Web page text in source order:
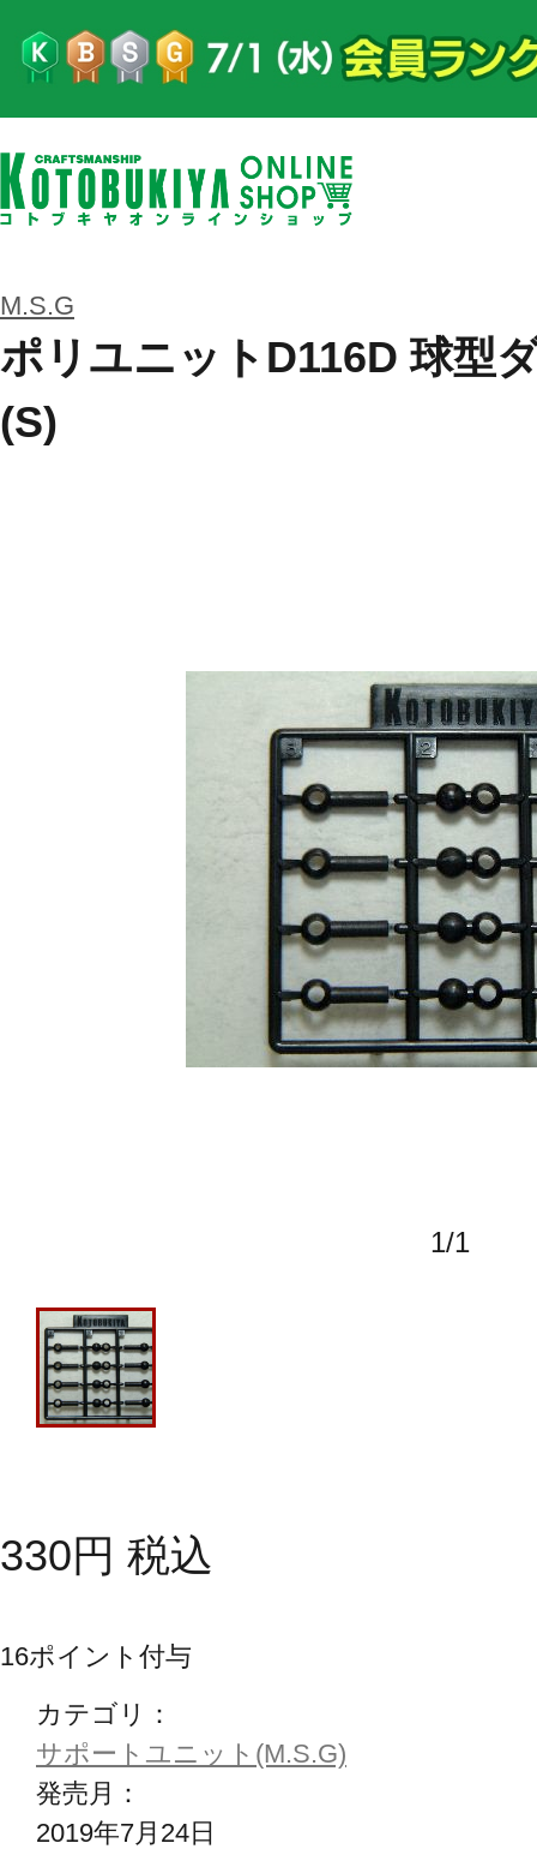
M.S.G
ポリユニットD116D 球型
(S)
1/1
330円 税込
16ポイント付与
カテゴリ：
サポートユニット(M.S.G)
発売月：
2019年7月24日